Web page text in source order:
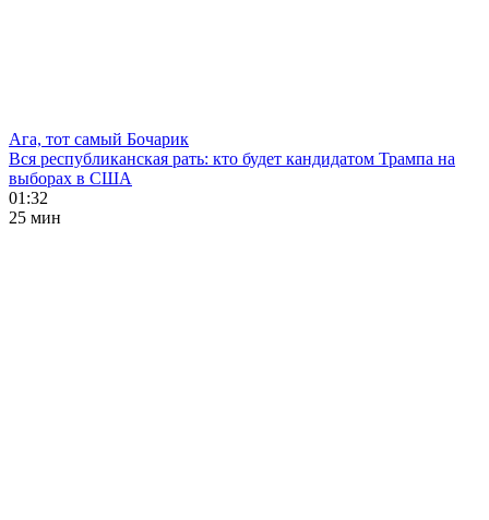
Ага, тот самый Бочарик
Вся республиканская рать: кто будет кандидатом Трампа на
выборах в США
01:32
25 мин